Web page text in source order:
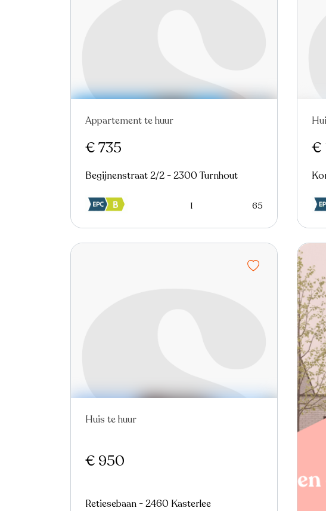
Nieuw
Appartement te huur
€ 735
Begijnenstraat 2/2 - 2300 Turnhout
1 65
€
Huis te huur
€ 950
Retiesebaan - 2460 Kasterlee